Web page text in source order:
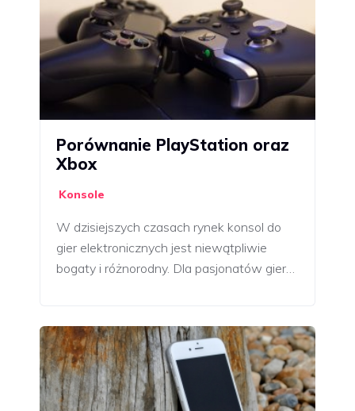
Porównanie PlayStation oraz
Xbox
Konsole
W dzisiejszych czasach rynek konsol do
gier elektronicznych jest niewątpliwie
bogaty i różnorodny. Dla pasjonatów gier…